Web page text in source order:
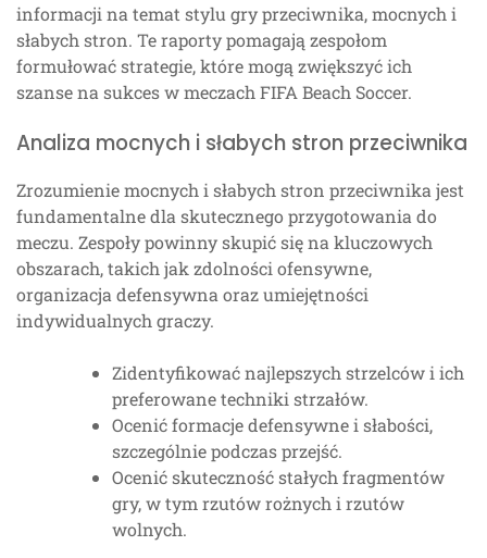
informacji na temat stylu gry przeciwnika, mocnych i
słabych stron. Te raporty pomagają zespołom
formułować strategie, które mogą zwiększyć ich
szanse na sukces w meczach FIFA Beach Soccer.
Analiza mocnych i słabych stron przeciwnika
Zrozumienie mocnych i słabych stron przeciwnika jest
fundamentalne dla skutecznego przygotowania do
meczu. Zespoły powinny skupić się na kluczowych
obszarach, takich jak zdolności ofensywne,
organizacja defensywna oraz umiejętności
indywidualnych graczy.
Zidentyfikować najlepszych strzelców i ich
preferowane techniki strzałów.
Ocenić formacje defensywne i słabości,
szczególnie podczas przejść.
Ocenić skuteczność stałych fragmentów
gry, w tym rzutów rożnych i rzutów
wolnych.